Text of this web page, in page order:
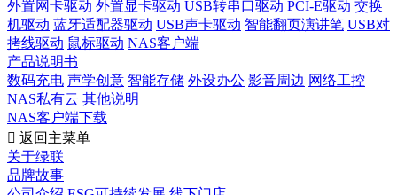
外置网卡驱动 外置显卡驱动 USB转串口驱动 PCI-E驱动 交换
机驱动 蓝牙适配器驱动 USB声卡驱动 智能翻页演讲笔 USB对
拷线驱动 鼠标驱动 NAS客户端
产品说明书
数码充电 声学创意 智能存储 外设办公 影音周边 网络工控
NAS私有云 其他说明
NAS客户端下载
 返回主菜单
关于绿联
品牌故事